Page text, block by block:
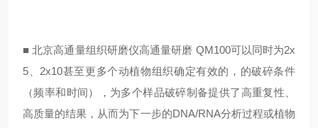
■北京高通量组织研磨仪高通量研磨 QM100可以同时为2x
5、2x10甚至更多个动植物组织确定有效的，的破碎条件
（频率和时间），为多个样品破碎制备提供了高重复性、
高质量的结果，从而为下一步的DNA/RNA分析过程或植物